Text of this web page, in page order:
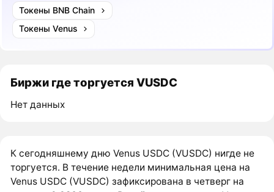
Токены BNB Chain
Токены Venus
Биржи где торгуется VUSDC
Нет данных
К сегодняшнему дню Venus USDC (VUSDC) нигде не
торгуется. В течение недели минимальная цена на
Venus USDC (VUSDC) зафиксирована в четверг на